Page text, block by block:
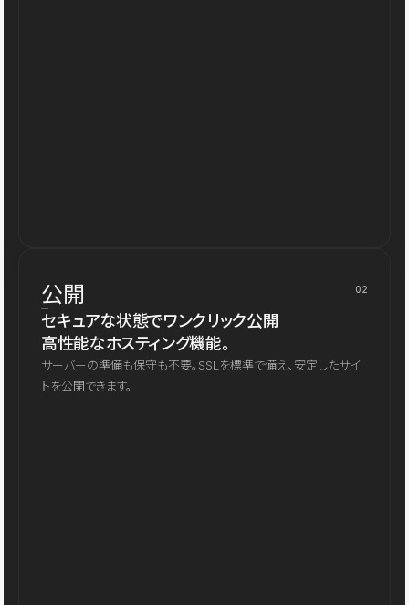
公開 02
セキュアな状態でワンクリック公開
高性能なホスティング機能。
サーバーの準備も保守も不要。SSLを標準で備え、安定したサイ
トを公開できます。